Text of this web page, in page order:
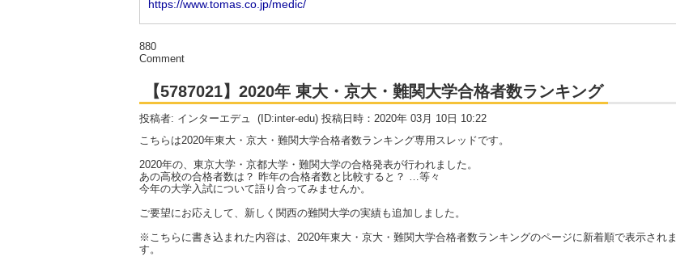
880
Comment
【5787021】2020年 東大・京大・難関大学合格者数ランキング
投稿者: インターエデュ
(ID:inter-edu) 投稿日時：2020年 03月 10日 10:22
こちらは2020年東大・京大・難関大学合格者数ランキング専用スレッドです。
2020年の、東京大学・京都大学・難関大学の合格発表が行われました。
あの高校の合格者数は？ 昨年の合格者数と比較すると？ …等々
今年の大学入試について語り合ってみませんか。
ご要望にお応えして、新しく関西の難関大学の実績も追加しました。
※こちらに書き込まれた内容は、2020年東大・京大・難関大学合格者数ランキングのページに新着順で表示されま
す。